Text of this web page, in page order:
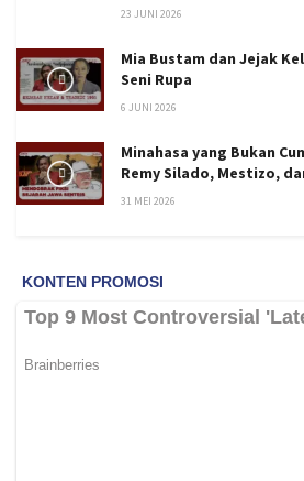
23 JUNI 2026
Mia Bustam dan Jejak
Seni Rupa
6 JUNI 2026
Minahasa yang Bukan
Remy Silado, Mestizo,
31 MEI 2026